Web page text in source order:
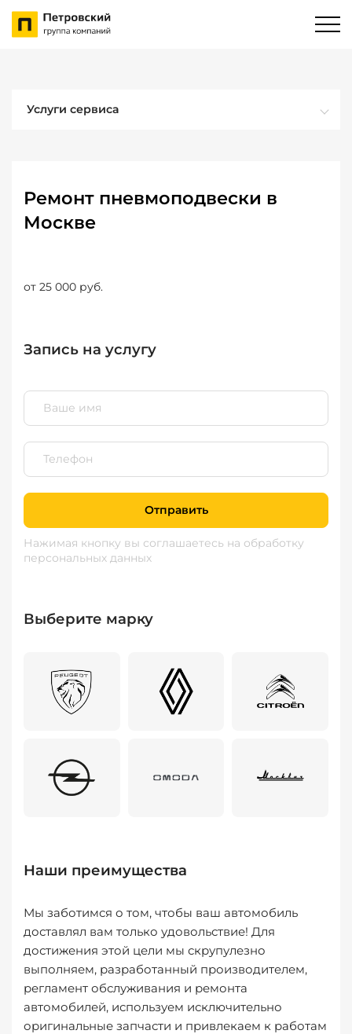
Услуги сервиса
Ремонт пневмоподвески в
Москве
от 25 000 руб.
Запись на услугу
Отправить
Нажимая кнопку вы соглашаетесь на обработку
персональных данных
Выберите марку
Наши преимущества
Мы заботимся о том, чтобы ваш автомобиль
доставлял вам только удовольствие! Для
достижения этой цели мы скрупулезно
выполняем, разработанный производителем,
регламент обслуживания и ремонта
автомобилей, используем исключительно
оригинальные запчасти и привлекаем к работам